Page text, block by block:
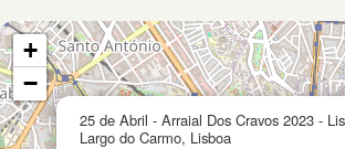
25 de Abril - Arraial Dos Cravos 2023 -
Largo do Carmo, Lisboa
+
−